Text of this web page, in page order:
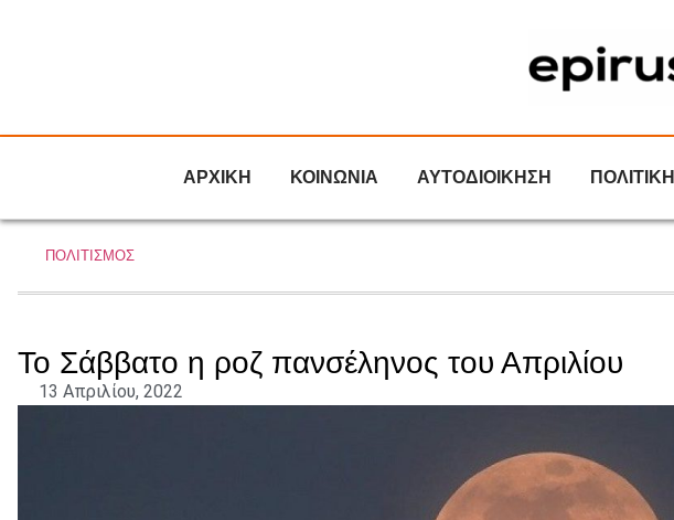
ΑΡΧΙΚΗ ΚΟΙΝΩΝΙΑ ΑΥΤΟΔΙΟΙΚΗΣΗ ΠΟΛΙΤΙΚΗ
ΠΟΛΙΤΙΣΜΟΣ
Το Σάββατο η ροζ πανσέληνος του Απριλίου
13 Απριλίου, 2022